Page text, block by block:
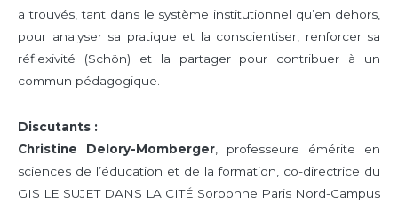
a trouvés, tant dans le système institutionnel qu’en dehors,
pour analyser sa pratique et la conscientiser, renforcer sa
réflexivité (Schön) et la partager pour contribuer à un
commun pédagogique.
Discutants :
Christine Delory-Momberger, professeure émérite en
sciences de l’éducation et de la formation, co-directrice du
GIS LE SUJET DANS LA CITÉ Sorbonne Paris Nord-Campus